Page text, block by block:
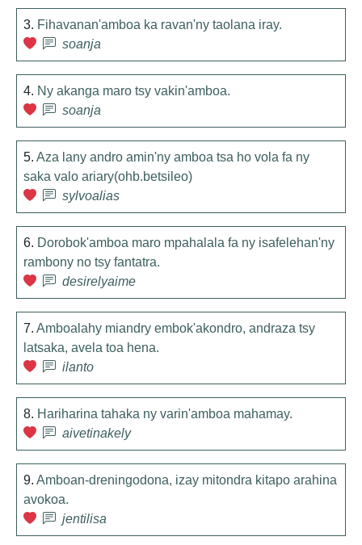
3. Fihavanan'amboa ka ravan'ny taolana iray.
soanja
4. Ny akanga maro tsy vakin'amboa.
soanja
5. Aza lany andro amin'ny amboa tsa ho vola fa ny
saka valo ariary(ohb.betsileo)
sylvoalias
6. Dorobok'amboa maro mpahalala fa ny isafelehan'ny
rambony no tsy fantatra.
desirelyaime
7. Amboalahy miandry embok'akondro, andraza tsy
latsaka, avela toa hena.
ilanto
8. Hariharina tahaka ny varin'amboa mahamay.
aivetinakely
9. Amboan-dreningodona, izay mitondra kitapo arahina
avokoa.
jentilisa